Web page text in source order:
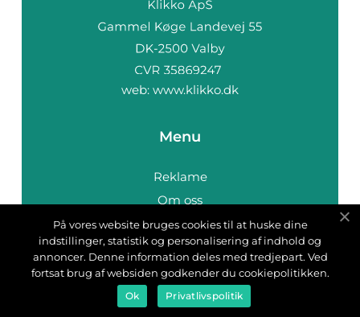
web: www.klikko.dk
Menu
Reklame
Om oss
Cookies
Kontakt Oss
Sitemap
På vores website bruges cookies til at huske dine
indstillinger, statistik og personalisering af indhold og
annoncer. Denne information deles med tredjepart. Ved
fortsat brug af websiden godkender du cookiepolitikken.
Ok Privatlivspolitik